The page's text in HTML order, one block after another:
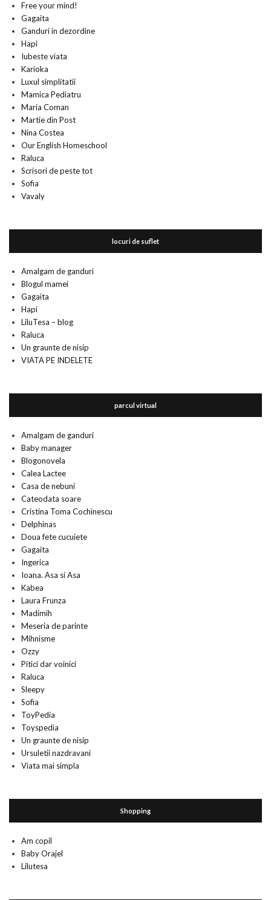
Free your mind!
Gagaita
Ganduri in dezordine
Hapi
Iubeste viata
Karioka
Luxul simplitatii
Mamica Pediatru
Maria Coman
Martie din Post
Nina Costea
Our English Homeschool
Raluca
Scrisori de peste tot
Sofia
Vavaly
locuri de suflet
Amalgam de ganduri
Blogul mamei
Gagaita
Hapi
LiluTesa – blog
Raluca
Un graunte de nisip
VIATA PE INDELETE
parcul virtual
Amalgam de ganduri
Baby manager
Blogonovela
Calea Lactee
Casa de nebuni
Cateodata soare
Cristina Toma Cochinescu
Delphinas
Doua fete cucuiete
Gagaita
Ingerica
Ioana. Asa si Asa
Kabea
Laura Frunza
Madimih
Meseria de parinte
Mihnisme
Ozzy
Pitici dar voinici
Raluca
Sleepy
Sofia
ToyPedia
Toyspedia
Un graunte de nisip
Ursuletii nazdravani
Viata mai simpla
Shopping
Am copil
Baby Orajel
Lilutesa